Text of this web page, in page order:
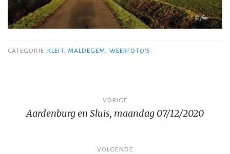
CATEGORIE KLEIT, MALDEGEM, WEERFOTO'S
navigatie
VORIGE
Aardenburg en Sluis, maandag 07/12/2020
VOLGENDE